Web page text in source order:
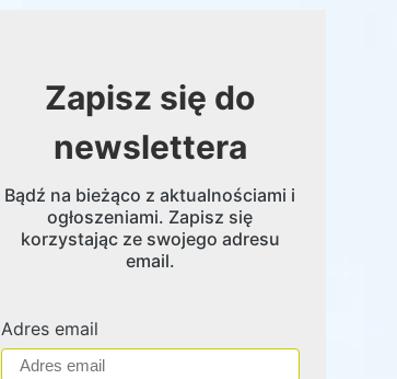
Zapisz się do
newslettera
Bądź na bieżąco z aktualnościami i
ogłoszeniami. Zapisz się
korzystając ze swojego adresu
email.
Adres email